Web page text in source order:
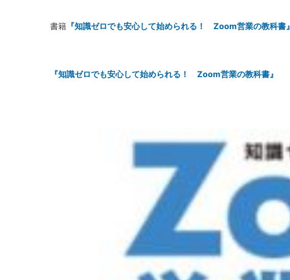
書籍 『知識ゼロでも安心して始められる！ Zoom営業の教科書』
『知識ゼロでも安心して始められる！ Zoom営業の教科書』